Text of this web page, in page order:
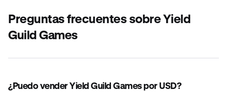
Preguntas frecuentes sobre Yield
Guild Games
¿Puedo vender Yield Guild Games por USD?